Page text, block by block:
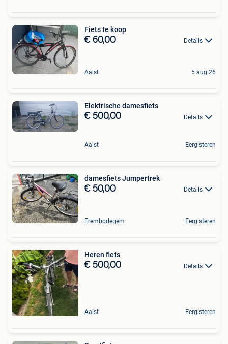
Fiets te koop
€ 60,00 Details
Aalst 5 aug 26
Elektrische damesfiets
€ 500,00 Details
Aalst Eergisteren
damesfiets Jumpertrek
€ 50,00 Details
Erembodegem Eergisteren
Heren fiets
€ 500,00 Details
Aalst Eergisteren